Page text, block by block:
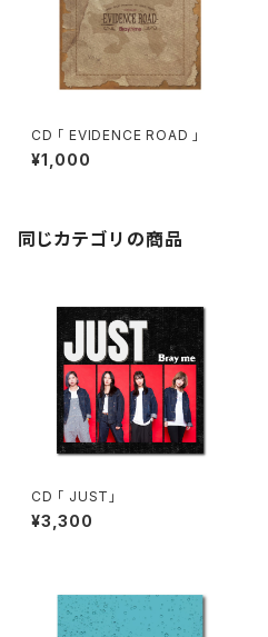
CD 「 EVIDENCE ROAD 」
¥1,000
同じカテゴリの商品
CD 「 JUST」
¥3,300